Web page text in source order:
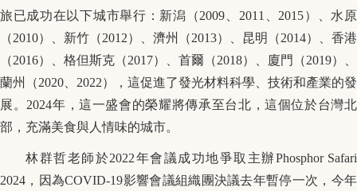
旅已成功在以下城市舉行：新潟（2009 2011 2015）、水原
（2010）、新竹（2012）、濟州（2013）、昆明（2014）、香港
（2016）、格但斯克（2017）、首爾（2018）、廈門（2019）、
蘭州（2020 2022），這促進了發光材料科學、技術和產業的發
展。 2024年，這一盛會的榮耀將傳承至台北，這個位於台灣北
部，充滿美食與人情味的城市。
林群哲老師於2022年會議成功地爭取主辦Phosphor Safari
2024 ，因為COVID-19影響會議組織團決議去年暫停一次，今年